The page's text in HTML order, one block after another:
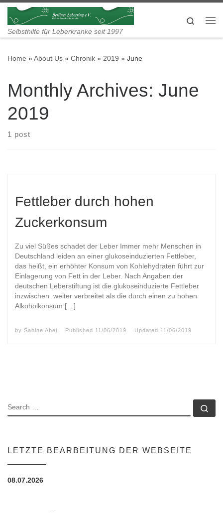
Skip to content
Selbsthilfe für Leberkranke seit 1997
Search
Home »About Us » Chronik » 2019 » June
Monthly Archives: June
2019
1 post
Fettleber durch hohen
Zuckerkonsum
Zu viel Süßes schadet der Leber Immer mehr Menschen in
Deutschland leiden an einer glukoseinduzierten Fettleber,
das heißt, ein erhöhter Konsum von Kohlehydraten führt zur
Einlagerung von Fett in der Leber. Nach Angaben der
deutschen Leberstiftung ist die glukoseinduzierte Fettleber
inzwischen weiter verbreitet als die durch einen zu hohen
Alkoholkonsum […]
by Sabine Abel Published 11/06/2019 Updated 11/06/2019
SEARCH
LETZTE BEARBEITUNG DER WEBSEITE
08.07.2026